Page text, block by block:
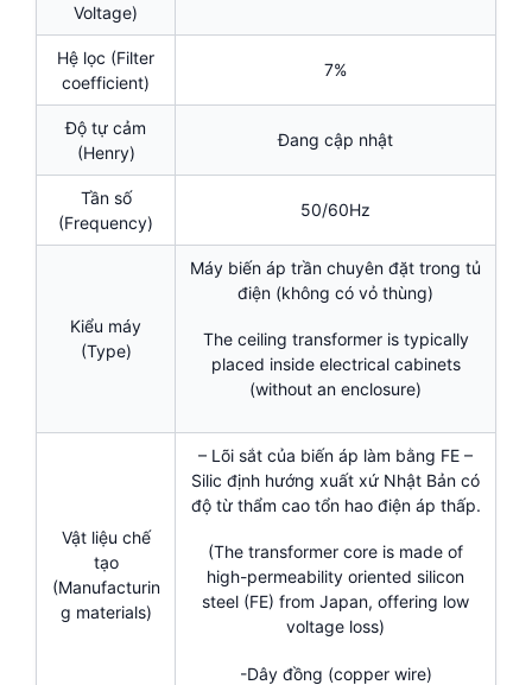
Voltage)
Hệ lọc (Filter
coefficient)
7%
Độ tự cảm
(Henry)
Đang cập nhật
Tần số
(Frequency)
50/60Hz
Kiểu máy
(Type)
Máy biến áp trần chuyên đặt trong tủ
điện (không có vỏ thùng)
The ceiling transformer is typically
placed inside electrical cabinets
(without an enclosure)
Vật liệu chế
tạo
(Manufacturin
g materials)
– Lõi sắt của biến áp làm bằng FE –
Silic định hướng xuất xứ Nhật Bản có
độ từ thẩm cao tổn hao điện áp thấp.
(The transformer core is made of
high-permeability oriented silicon
steel (FE) from Japan, offering low
voltage loss)
-Dây đồng (copper wire)